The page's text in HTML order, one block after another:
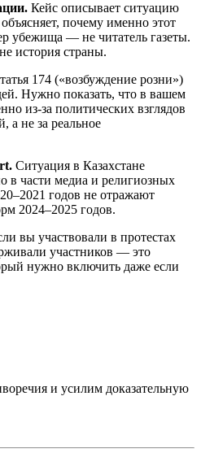
Кейс описывает ситуацию
почему именно этот
убежища — не читатель газеты.
история страны.
174 («возбуждение розни»)
Нужно показать, что в вашем
из-за политических взглядов
а не за реальное
Ситуация в Казахстане
в части медиа и религиозных
годов не отражают
2024–2025 годов.
вы участвовали в протестах
участников — это
нужно включить даже если
и усилим доказательную